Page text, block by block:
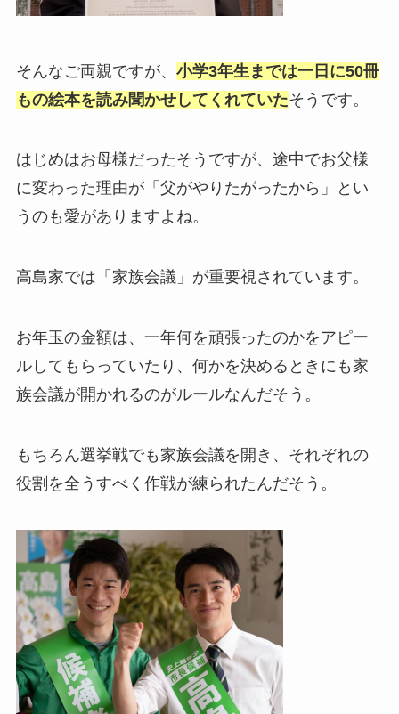
そんなご両親ですが、 小学3年生までは一日に50冊
もの絵本を読み聞かせしてくれていたそうです。
はじめはお母様だったそうですが、途中でお父様
に変わった理由が「父がやりたがったから」とい
うのも愛がありますよね。
高島家では「家族会議」が重要視されています。
お年玉の金額は、一年何を頑張ったのかをアピー
ルしてもらっていたり、何かを決めるときにも家
族会議が開かれるのがルールなんだそう。
もちろん選挙戦でも家族会議を開き、それぞれの
役割を全うすべく作戦が練られたんだそう。